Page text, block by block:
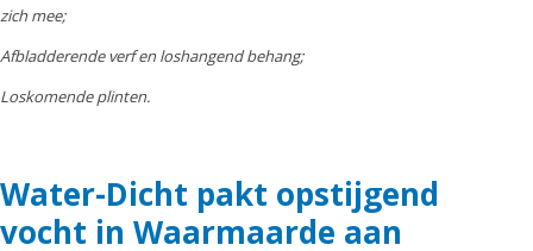
zich mee;
Afbladderende verf en loshangend behang;
Loskomende plinten.
Water-Dicht pakt opstijgend
vocht in Waarmaarde aan